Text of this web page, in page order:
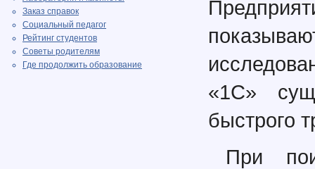
Заказ справок
Социальный педагог
Рейтинг студентов
Советы родителям
Где продолжить образование
«1С»
быстрого
При